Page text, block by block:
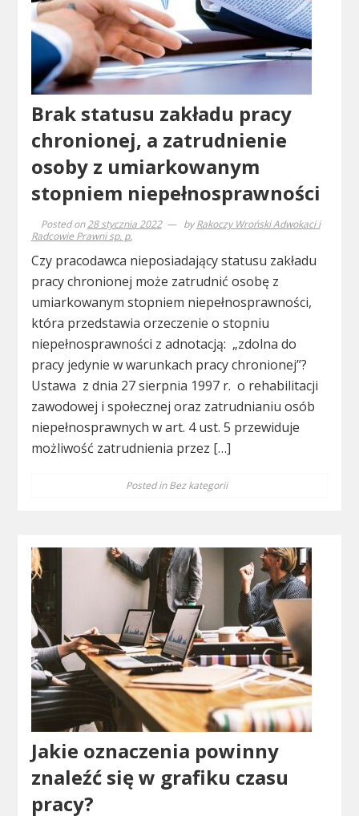
Brak statusu zakładu pracy
chronionej, a zatrudnienie
osoby z umiarkowanym
stopniem niepełnosprawności
Posted on28 stycznia 2022 byRakoczy Wroński Adwokaci i
Radcowie Prawni sp. p.
Czy pracodawca nieposiadający statusu zakładu
pracy chronionej może zatrudnić osobę z
umiarkowanym stopniem niepełnosprawności,
która przedstawia orzeczenie o stopniu
niepełnosprawności z adnotacją: „zdolna do
pracy jedynie w warunkach pracy chronionej”?
Ustawa z dnia 27 sierpnia 1997 r. o rehabilitacji
zawodowej i społecznej oraz zatrudnianiu osób
niepełnosprawnych w art. 4 ust. 5 przewiduje
możliwość zatrudnienia przez […]
Posted inBez kategorii
Jakie oznaczenia powinny
znaleźć się w grafiku czasu
pracy?